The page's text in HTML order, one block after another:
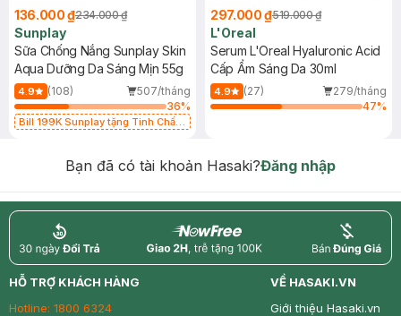
136.000 ₫234.000 ₫
Sunplay
Sữa Chống Nắng Sunplay Skin
Aqua Dưỡng Da Sáng Mịn 55g
4.9 (108)
507/tháng
36%
Bill 199K Sunplay tặng Tinh Chất
297.000 ₫519.000 ₫
L'Oreal
Serum L'Oreal Hyaluronic Acid
Cấp Ẩm Sáng Da 30ml
4.9 (27)
279/tháng
47%
Bạn đã có tài khoản Hasaki?Đăng nhập
return nowfree price
HỖ TRỢ KHÁCH HÀNG
Hotline: 1800 6324
VỀ HASAKI.VN
Giới thiệu Hasaki.vn